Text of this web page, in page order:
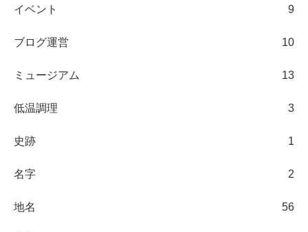
イベント 9
ブログ運営 10
ミュージアム 13
低温調理 3
史跡 1
名字 2
地名 56